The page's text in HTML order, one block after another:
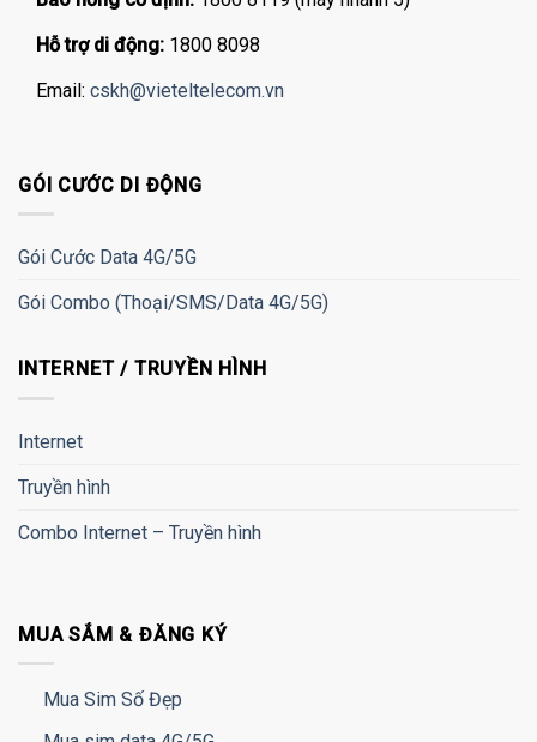
Hỗ trợ di động: 1800 8098
Email: cskh@vieteltelecom.vn
GÓI CƯỚC DI ĐỘNG
Gói Cước Data 4G/5G
Gói Combo (Thoại/SMS/Data 4G/5G)
INTERNET / TRUYỀN HÌNH
Internet
Truyền hình
Combo Internet – Truyền hình
MUA SẮM & ĐĂNG KÝ
Mua Sim Số Đẹp